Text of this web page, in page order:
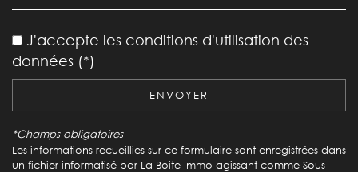
École primaire
Bibliothèque
Bureau de poste
statistiques
J'accepte les conditions d'utilisation des
données (*)
ENVOYER
*Champs obligatoires
Les informations recueillies sur ce formulaire sont enregistrées dans
un fichier informatisé par La Boite Immo agissant comme Sous-